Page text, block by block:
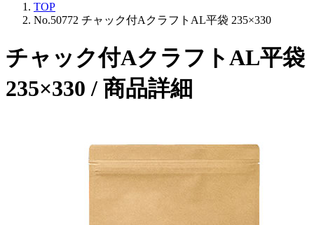
TOP
No.50772 チャック付AクラフトAL平袋 235×330
チャック付AクラフトAL平袋
235×330 / 商品詳細